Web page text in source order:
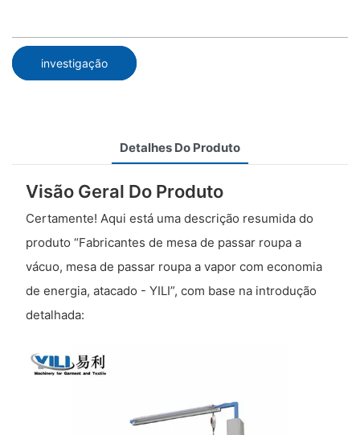
investigação
Detalhes Do Produto
Visão Geral Do Produto
Certamente! Aqui está uma descrição resumida do
produto “Fabricantes de mesa de passar roupa a
vácuo, mesa de passar roupa a vapor com economia
de energia, atacado - YILI”, com base na introdução
detalhada: